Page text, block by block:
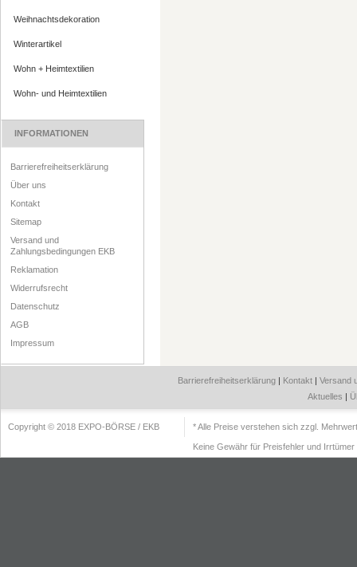
Weihnachtsdekoration
Winterartikel
Wohn + Heimtextilien
Wohn- und Heimtextilien
INFORMATIONEN
Barrierefreiheitserklärung
Über uns
Kontakt
Sitemap
Versand und
Zahlungsbedingungen EKB
Reklamation
Widerrufsrecht
Datenschutz
AGB
Impressum
Barrierefreiheitserklärung | Kontakt | Versand
Aktuelles |
Copyright © 2018 EXPO-BÖRSE / EKB * Alle Preise verstehen sich zzgl.
Keine Gewähr für Preisfehler und Irrtümer